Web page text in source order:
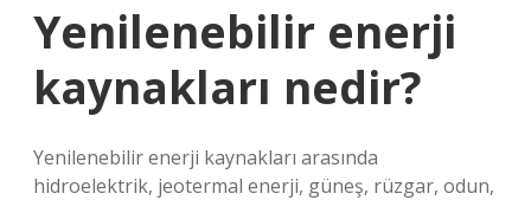
Yenilenebilir enerji
kaynakları nedir?
Yenilenebilir enerji kaynakları arasında
hidroelektrik, jeotermal enerji, güneş, rüzgar, odun,